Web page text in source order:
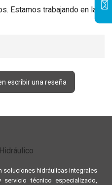
Estamos trabajando en la
escribir una reseña
soluciones hidráulicas integrales
técnico especializado,